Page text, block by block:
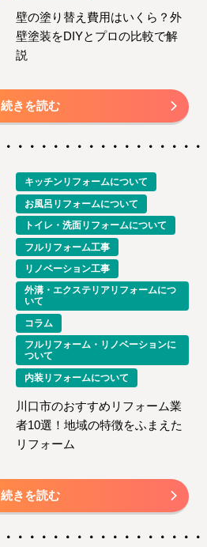
壁の塗り替え費用はいくら？外
壁塗装をDIYとプロの比較で解
説
続きを読む
キッチンリフォームについて
お風呂リフォームについて
トイレ・洗面リフォームについて
フルリフォーム工事
リノベーション工事
外溝・エクステリアリフォームにつ
いて
コラム
フルリフォーム・リノベーションに
ついて
内装リフォームについて
川口市のおすすめリフォーム業
者10選！地域の特徴をふまえた
リフォーム
続きを読む